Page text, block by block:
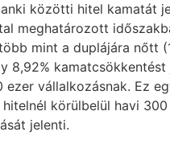
közötti hitel kamatát
meghatározott
mint a duplájára nőtt
8,92%
ezer vállalkozásnak. Ez
körülbelül havi
jelenti.